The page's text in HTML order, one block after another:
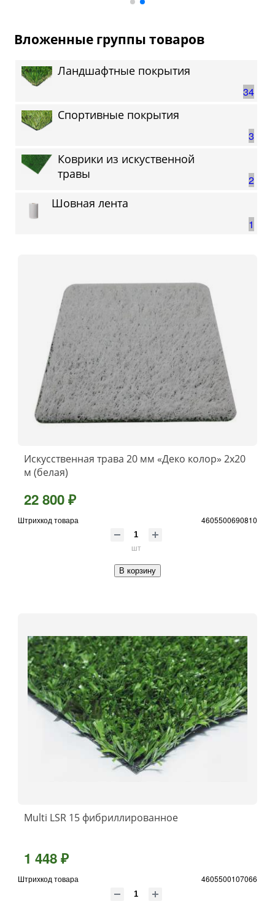
Вложенные группы товаров
34
Ландшафтные покрытия
3
Спортивные покрытия
2
Коврики из искуственной
травы
1
Шовная лента
Искусственная трава 20 мм «Деко колор» 2х20
м (белая)
22 800 ₽
Штрихкод товара 4605500690810
шт
В корзину
Multi LSR 15 фибриллированное
1 448 ₽
Штрихкод товара 4605500107066